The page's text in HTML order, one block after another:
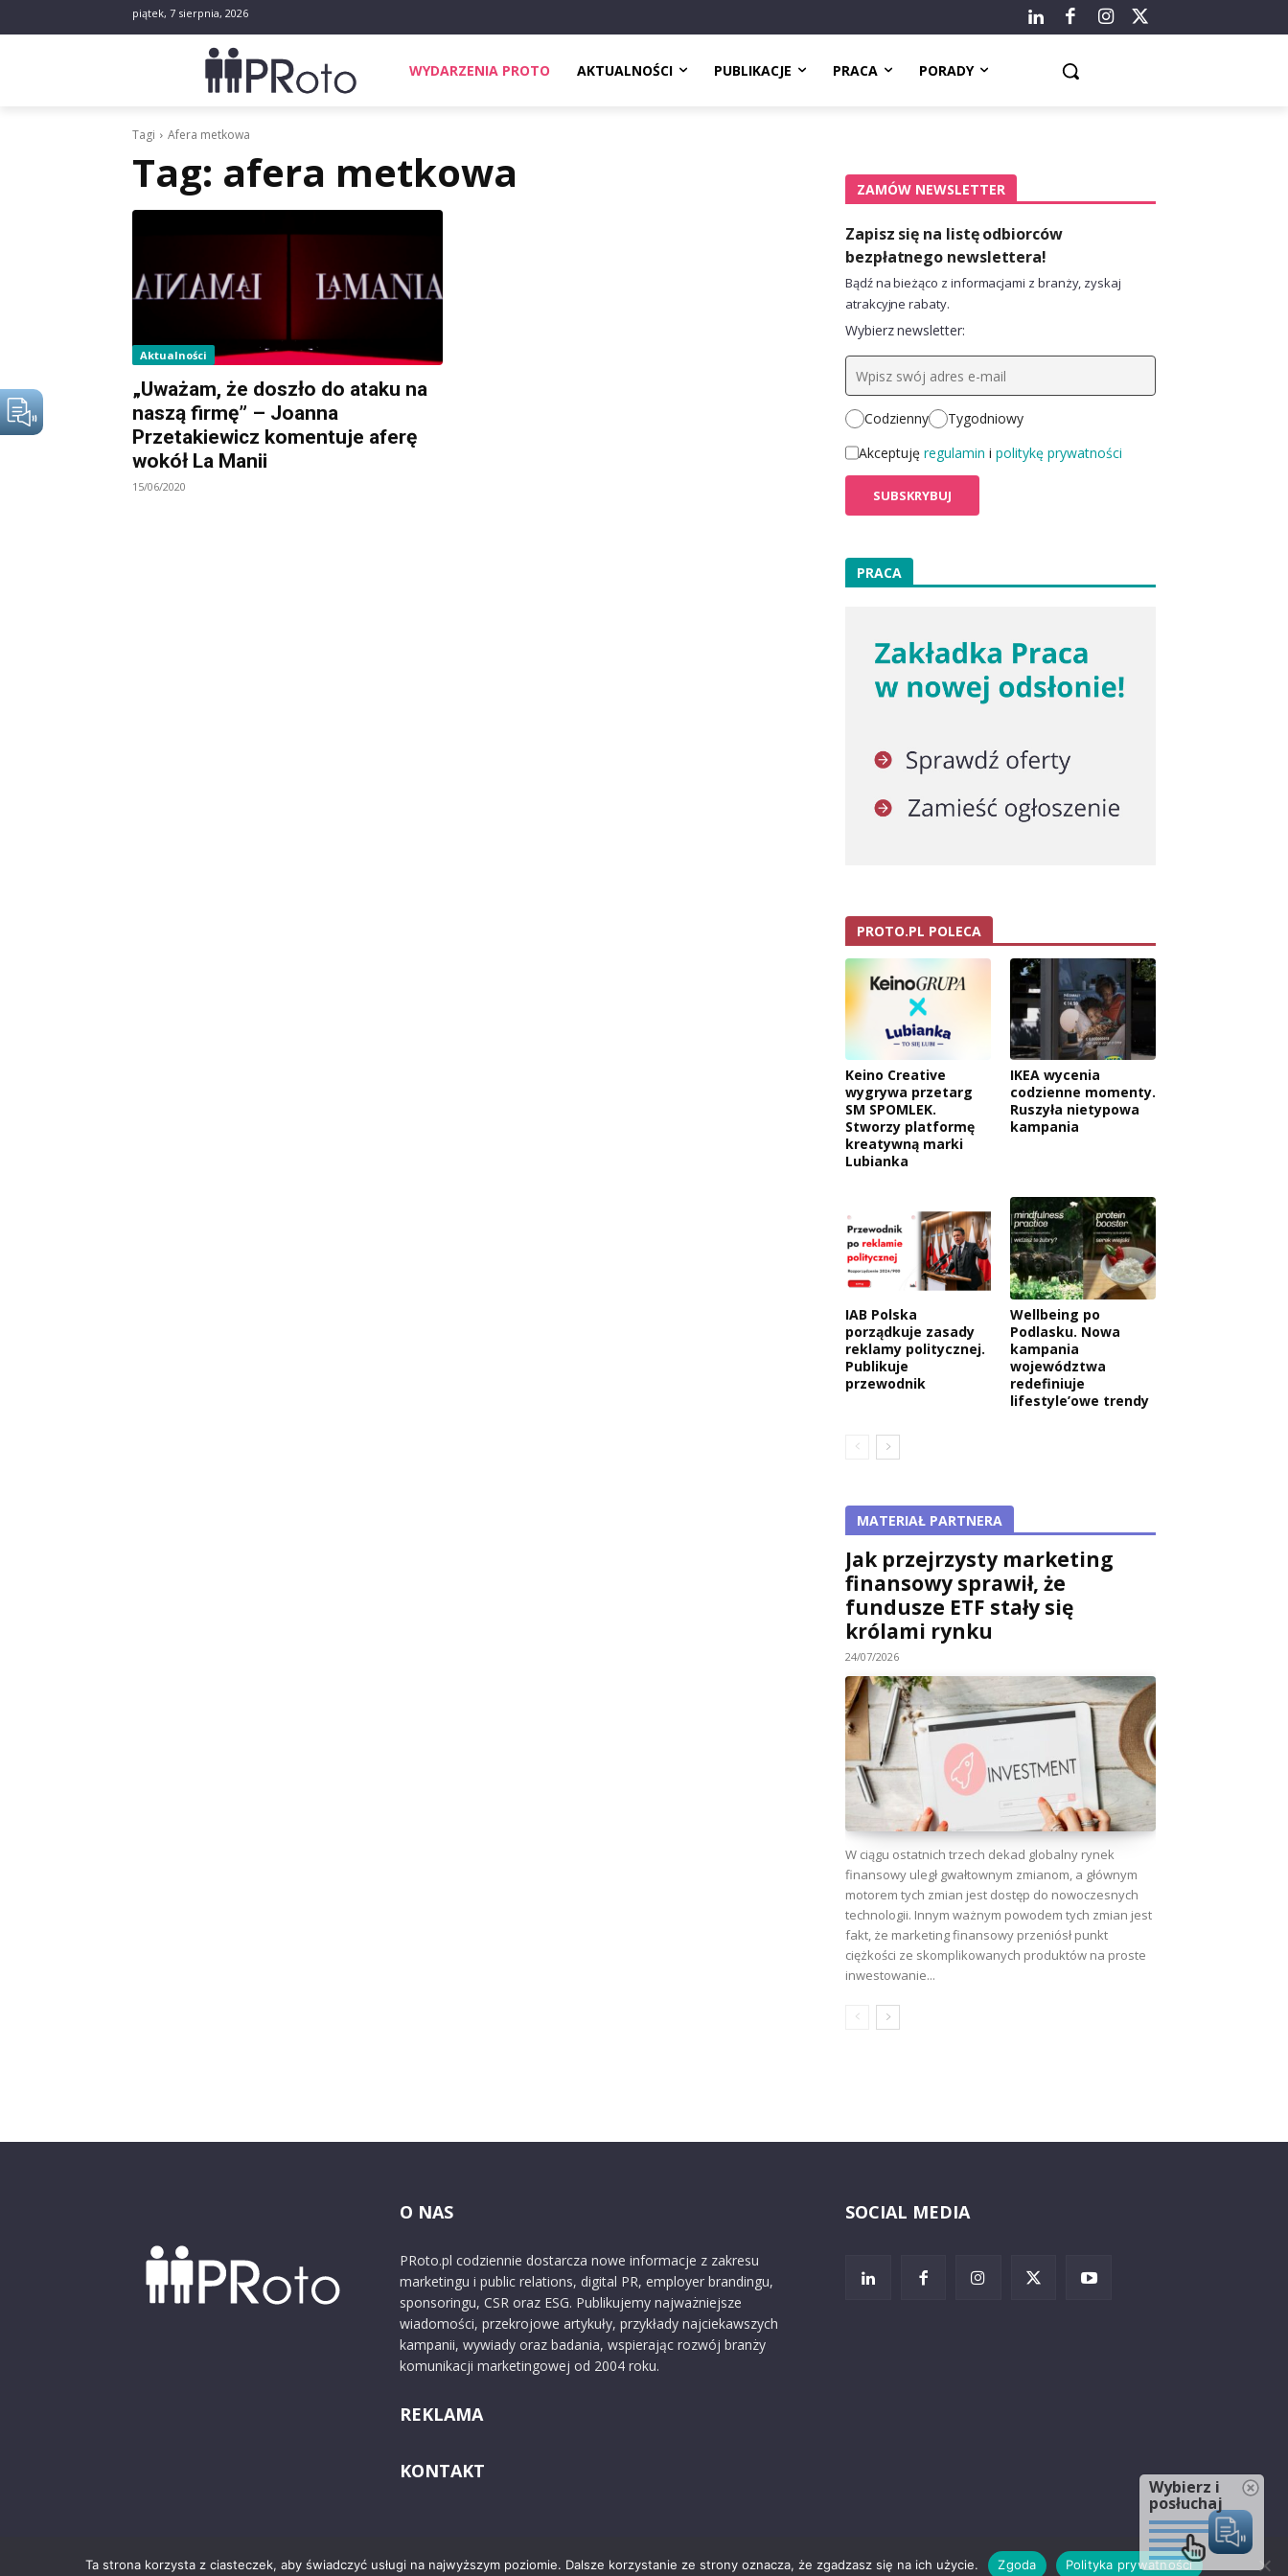
piątek, 7 sierpnia, 2026
WYDARZENIA PROTO AKTUALNOŚCI PUBLIKACJE PRACA PORADY
Tagi Afera metkowa
Tag: afera metkowa
Aktualności
„Uważam, że doszło do ataku na
naszą firmę” – Joanna
Przetakiewicz komentuje aferę
wokół La Manii
15/06/2020
ZAMÓW NEWSLETTER
Zapisz się na listę odbiorców
bezpłatnego newslettera!
Bądź na bieżąco z informacjami z branży, zyskaj
atrakcyjne rabaty.
Wybierz newsletter:
Codzienny
Tygodniowy
Akceptuję regulamin i politykę prywatności
PRACA
PROTO.PL POLECA
Keino Creative
wygrywa przetarg
SM SPOMLEK.
Stworzy platformę
kreatywną marki
Lubianka
IKEA wycenia
codzienne momenty.
Ruszyła nietypowa
kampania
IAB Polska
porządkuje zasady
reklamy politycznej.
Publikuje
przewodnik
Wellbeing po
Podlasku. Nowa
kampania
województwa
redefiniuje
lifestyle’owe trendy
MATERIAŁ PARTNERA
Jak przejrzysty marketing
finansowy sprawił, że
fundusze ETF stały się
królami rynku
24/07/2026
W ciągu ostatnich trzech dekad globalny rynek
finansowy uległ gwałtownym zmianom, a głównym
motorem tych zmian jest dostęp do nowoczesnych
technologii. Innym ważnym powodem tych zmian jest
fakt, że marketing finansowy przeniósł punkt
ciężkości ze skomplikowanych produktów na proste
inwestowanie...
O NAS
PRoto.pl codziennie dostarcza nowe informacje z zakresu
marketingu i public relations, digital PR, employer brandingu,
sponsoringu, CSR oraz ESG. Publikujemy najważniejsze
wiadomości, przekrojowe artykuły, przykłady najciekawszych
kampanii, wywiady oraz badania, wspierając rozwój branży
komunikacji marketingowej od 2004 roku.
REKLAMA
KONTAKT
SOCIAL MEDIA
Ta strona korzysta z ciasteczek, aby świadczyć usługi na najwyższym poziomie. Dalsze korzystanie ze strony oznacza, że zgadzasz się na ich użycie. Zgoda Polityka prywatności
Wybierz i
posłuchaj